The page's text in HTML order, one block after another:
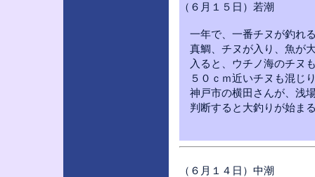
（６月１５日）若潮
一年で、一番チヌが釣れ
真鯛、チヌが入り、魚が
入ると、ウチノ海のチヌ
５０ｃｍ近いチヌも混じ
神戸市の横田さんが、浅
判断すると大釣りが始ま
（６月１４日）中潮